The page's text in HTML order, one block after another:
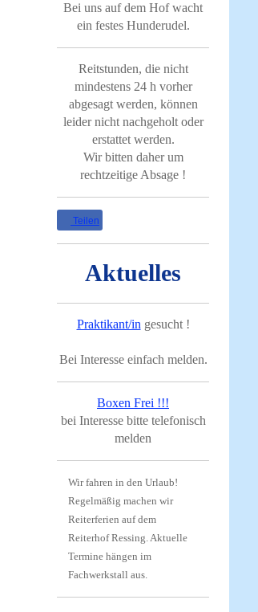
Bei uns auf dem Hof wacht
ein festes Hunderudel.
Reitstunden, die nicht
mindestens 24 h vorher
abgesagt werden, können
leider nicht nachgeholt oder
erstattet werden.
Wir bitten daher um
rechtzeitige Absage !
Teilen
Aktuelles
Praktikant/in gesucht !
Bei Interesse einfach melden.
Boxen Frei !!!
bei Interesse bitte telefonisch
melden
Wir fahren in den Urlaub!
Regelmäßig machen wir
Reiterferien auf dem
Reiterhof Ressing. Aktuelle
Termine hängen im
Fachwerkstall aus.